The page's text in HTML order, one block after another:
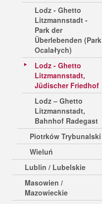
Lodz - Ghetto
Litzmannstadt -
Park der
Überlebenden (Park
Ocalałych)
Lodz - Ghetto
Litzmannstadt,
Jüdischer Friedhof
Lodz – Ghetto
Litzmannstadt,
Bahnhof Radegast
Piotrków Trybunalski
Wieluń
Lublin / Lubelskie
Masowien /
Mazowieckie